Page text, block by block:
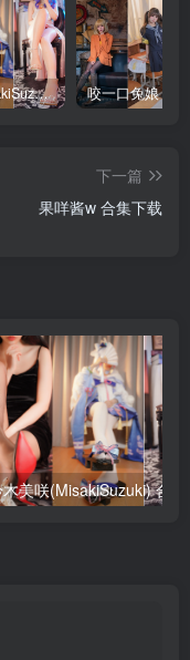
铃木美咲(MisakiSuzuki) 合集下载 咬一口兔娘 合
下一篇
果咩酱w 合集下载